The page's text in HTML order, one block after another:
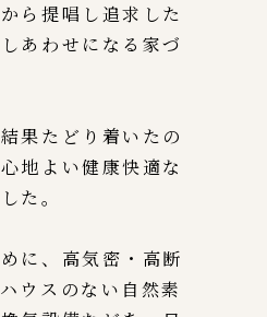
ら提唱し追求した
あわせになる家づ
果たどり着いたの
地よい健康快適な
た。
に、高気密・高断
ウスのない自然素